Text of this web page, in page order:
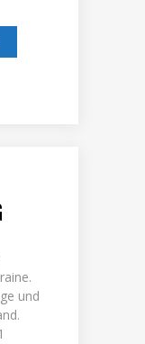
und